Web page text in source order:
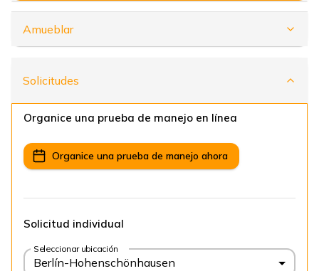
Amueblar
Solicitudes
Organice una prueba de manejo en línea
Organice una prueba de manejo ahora
Solicitud individual
Seleccionar ubicación
Berlín-Hohenschönhausen